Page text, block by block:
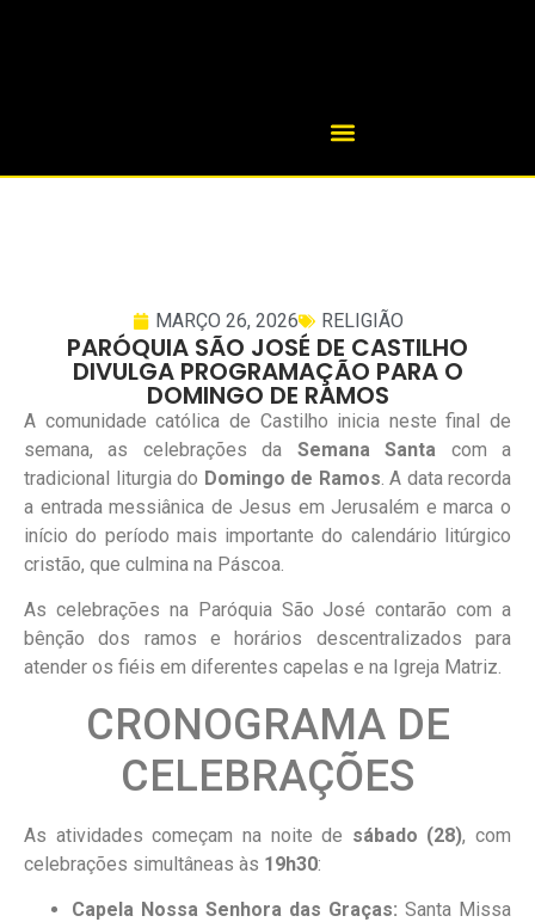
MARÇO 26, 2026 RELIGIÃO
PARÓQUIA SÃO JOSÉ DE CASTILHO
DIVULGA PROGRAMAÇÃO PARA O
DOMINGO DE RAMOS
A comunidade católica de Castilho inicia neste final de
semana, as celebrações da Semana Santa com a
tradicional liturgia do Domingo de Ramos. A data recorda
a entrada messiânica de Jesus em Jerusalém e marca o
início do período mais importante do calendário litúrgico
cristão, que culmina na Páscoa.
As celebrações na Paróquia São José contarão com a
bênção dos ramos e horários descentralizados para
atender os fiéis em diferentes capelas e na Igreja Matriz.
CRONOGRAMA DE
CELEBRAÇÕES
As atividades começam na noite de sábado (28), com
celebrações simultâneas às 19h30:
Capela Nossa Senhora das Graças: Santa Missa